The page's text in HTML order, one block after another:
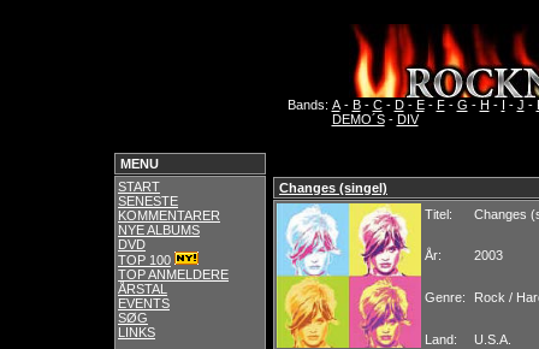
Bands: A- B- C- D- E- F- G - H - I - J -
DEMO´S- DIV
MENU
START
SENESTE
KOMMENTARER
NYE ALBUMS
DVD
TOP 100
TOP ANMELDERE
ÅRSTAL
EVENTS
SØG
LINKS
Changes (singel)
Titel:
Changes
År: 2003
Genre: Rock /
Land: U.S.A.